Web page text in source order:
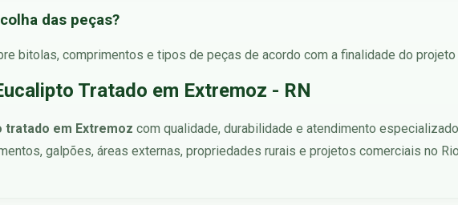
das peças?
bitolas, comprimentos e tipos de peças de acordo com a finalidade do
Tratado em Extremoz - RN
tratado em Extremoz com qualidade, durabilidade e atendimento
galpões, áreas externas, propriedades rurais e projetos comerciais no